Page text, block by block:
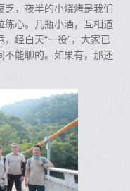
，夜半的小烧烤是我们
练心。几瓶小酒，互相道
经白天“一役”，大家已
能聊的。如果有，那还